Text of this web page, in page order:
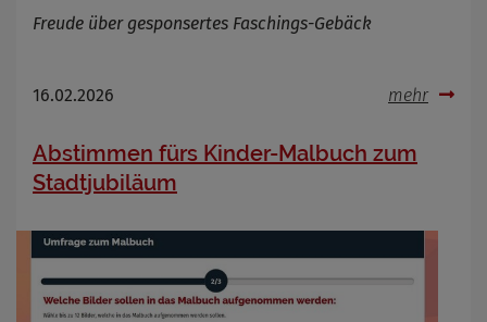
Freude über gesponsertes Faschings-Gebäck
16.02.2026 mehr
Abstimmen fürs Kinder-Malbuch zum
Stadtjubiläum